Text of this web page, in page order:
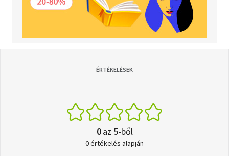
ÉRTÉKELÉSEK
0az 5-ből
0 értékelés alapján